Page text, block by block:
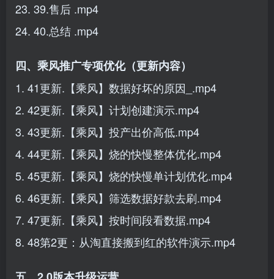
23. 39.售后 .mp4
24. 40.总结 .mp4
四、乘风推广专项优化（更新内容）
1. 41更新.【乘风】数据好坏的原因_.mp4
2. 42更新.【乘风】计划创建演示.mp4
3. 43更新.【乘风】投产出价高低.mp4
4. 44更新.【乘风】烧的快慢整体优化.mp4
5. 45更新.【乘风】烧的快慢单计划优化.mp4
6. 46更新.【乘风】筛选数据好款去刷.mp4
7. 47更新.【乘风】按时间段看数据.mp4
8. 48第2更：从淘直接搬到红的软件演示.mp4